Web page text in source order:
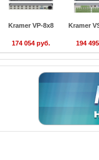
Kramer VP-8x8
174 054 руб.
Kramer
194